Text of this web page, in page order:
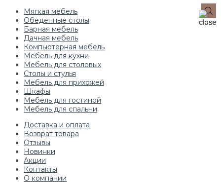
Мягкая мебель
Обеденные столы
Барная мебель
Дачная мебель
Компьютерная мебель
Мебель для кухни
Мебель для столовых
Столы и стулья
Мебель для прихожей
Шкафы
Мебель для гостиной
Мебель для спальни
Доставка и оплата
Возврат товара
Отзывы
Новинки
Акции
Контакты
О компании